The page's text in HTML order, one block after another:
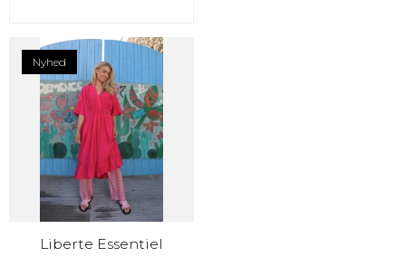
Nyhed
Liberte Essentiel